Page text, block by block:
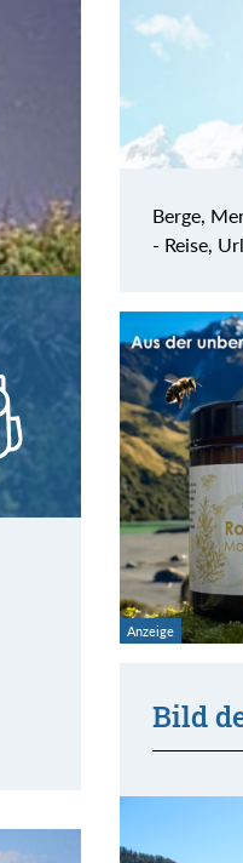
Berge,
- Reise,
Bild